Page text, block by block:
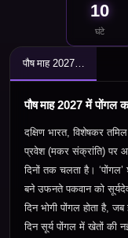
10
घंटे
पौष माह 2027 में पोंगल कब है?
पौष माह 2027 में पोंगल
दक्षिण भारत, विशेषकर
प्रवेश (मकर संक्रांति) पर
दिनों तक चलता है। ‘पोंगल’
बने उफनते पकवान को
दिन भोगी पोंगल होता है,जब
दिन सूर्य पोंगल में खेतों की